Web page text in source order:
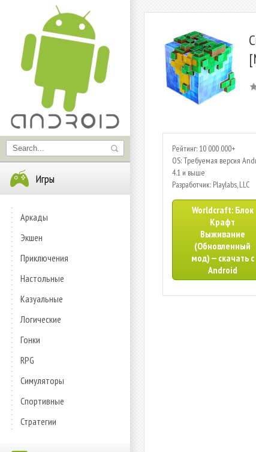
Игры
Аркады
Экшен
Приключения
Настольные
Казуальные
Логические
Гонки
RPG
Симуляторы
Спортивные
Стратегии
Рейтинг: 10 000 000+
OS: Требуемая версия
4.1 и выше
Разработчик: Playlabs, LLC
Worldcraft: Блок
Крафт
Выживание
(Обновленный
мод) — скачать с
Android